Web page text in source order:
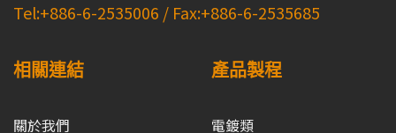
Tel:+886-6-2535006 / Fax:+886-6-2535685
相關連結
關於我們
產品製程
電鍍類